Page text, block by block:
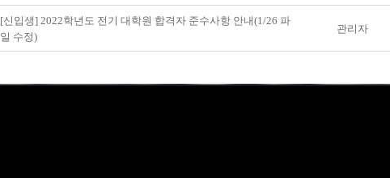
[신입생] 2022학년도 전기 대학원 합격자 준수사항 안내(1/26 파
일 수정)
관리자